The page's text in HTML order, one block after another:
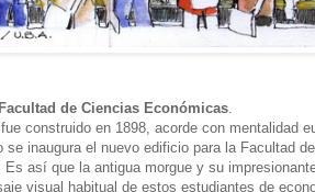
Facultad de Ciencias Económicas.
construido en 1898, acorde con mentalidad
se inaugura el nuevo edificio para la Facultad
Es así que la antigua morgue y su
visual habitual de estos estudiantes de